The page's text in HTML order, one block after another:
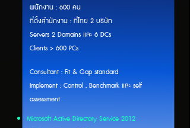
พนักงาน : 600 คน
ที่ตั้งสำนักงาน : ที่ไทย 2 บริษัท
Servers 2 Domains และ 6 DCs
Clients > 600 PCs
Consultant : Fit & Gap standard
Implement : Control , Benchmark และ self
assessment
Microsoft Active Directory Service 2012